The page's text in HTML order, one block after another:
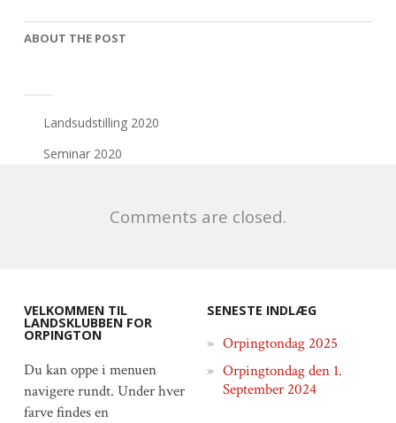
ABOUT THE POST
Landsudstilling 2020
Seminar 2020
Comments are closed.
VELKOMMEN TIL
LANDSKLUBBEN FOR
ORPINGTON
Du kan oppe i menuen
navigere rundt. Under hver
farve findes en
SENESTE INDLÆG
Orpingtondag 2025
Orpingtondag den 1.
September 2024